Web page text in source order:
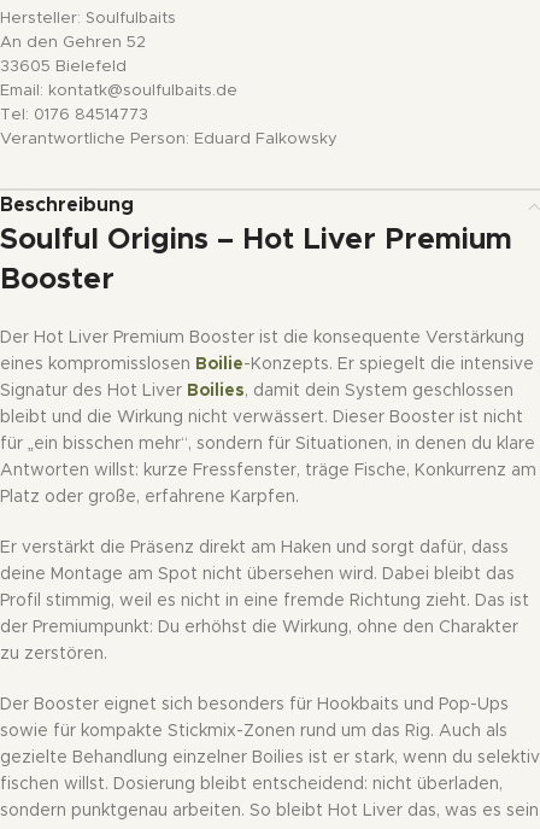
Hersteller: Soulfulbaits
An den Gehren 52
33605 Bielefeld
Email: kontatk@soulfulbaits.de
Tel: 0176 84514773
Verantwortliche Person: Eduard Falkowsky
Beschreibung
Soulful Origins – Hot Liver Premium
Booster
Der Hot Liver Premium Booster ist die konsequente Verstärkung
eines kompromisslosen Boilie-Konzepts. Er spiegelt die intensive
Signatur des Hot Liver Boilies, damit dein System geschlossen
bleibt und die Wirkung nicht verwässert. Dieser Booster ist nicht
für „ein bisschen mehr“, sondern für Situationen, in denen du klare
Antworten willst: kurze Fressfenster, träge Fische, Konkurrenz am
Platz oder große, erfahrene Karpfen.
Er verstärkt die Präsenz direkt am Haken und sorgt dafür, dass
deine Montage am Spot nicht übersehen wird. Dabei bleibt das
Profil stimmig, weil es nicht in eine fremde Richtung zieht. Das ist
der Premiumpunkt: Du erhöhst die Wirkung, ohne den Charakter
zu zerstören.
Der Booster eignet sich besonders für Hookbaits und Pop-Ups
sowie für kompakte Stickmix-Zonen rund um das Rig. Auch als
gezielte Behandlung einzelner Boilies ist er stark, wenn du selektiv
fischen willst. Dosierung bleibt entscheidend: nicht überladen,
sondern punktgenau arbeiten. So bleibt Hot Liver das, was es sein